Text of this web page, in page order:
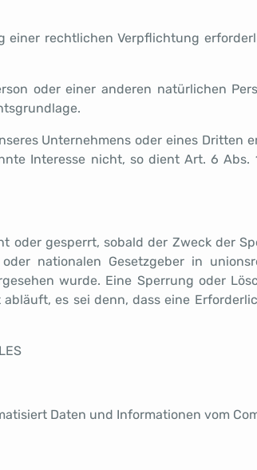
einer rechtlichen Verpflichtung
oder einer anderen natürlichen
Unternehmens oder eines Dritten
Interesse nicht, so dient Art. 6 Abs.
oder gesperrt, sobald der Zweck der
nationalen Gesetzgeber in
wurde. Eine Sperrung oder
es sei denn, dass eine
Daten und Informationen vom